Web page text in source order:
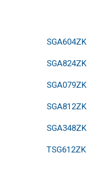
SGA604ZK
SGA824ZK
SGA079ZK
SGA812ZK
SGA348ZK
TSG612ZK